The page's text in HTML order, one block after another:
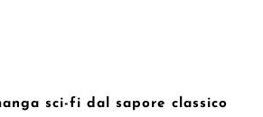
sci-fi dal sapore classico